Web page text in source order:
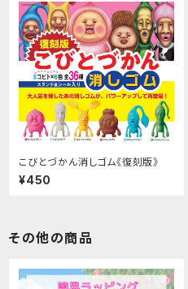
こびとづかん消しゴム《復刻版》
¥450
その他の商品